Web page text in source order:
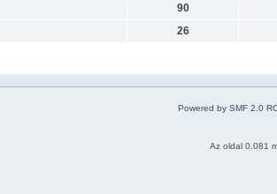
90
26
Powered by SMF 2.0
Az oldal 0.081